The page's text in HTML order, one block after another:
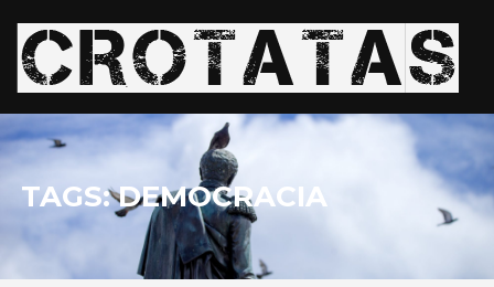
TAGS: DEMOCRACIA